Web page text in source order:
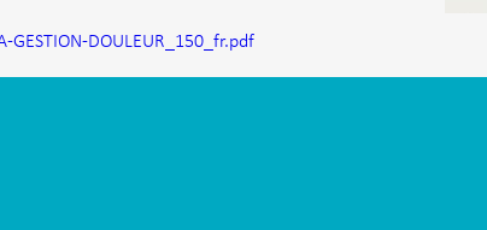
GESTION-DOULEUR_150_fr.pdf